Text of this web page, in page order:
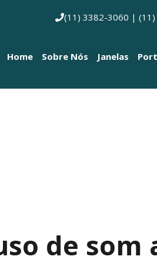
(11) 3382-3060 |
Home Sobre Nós Janelas
de som